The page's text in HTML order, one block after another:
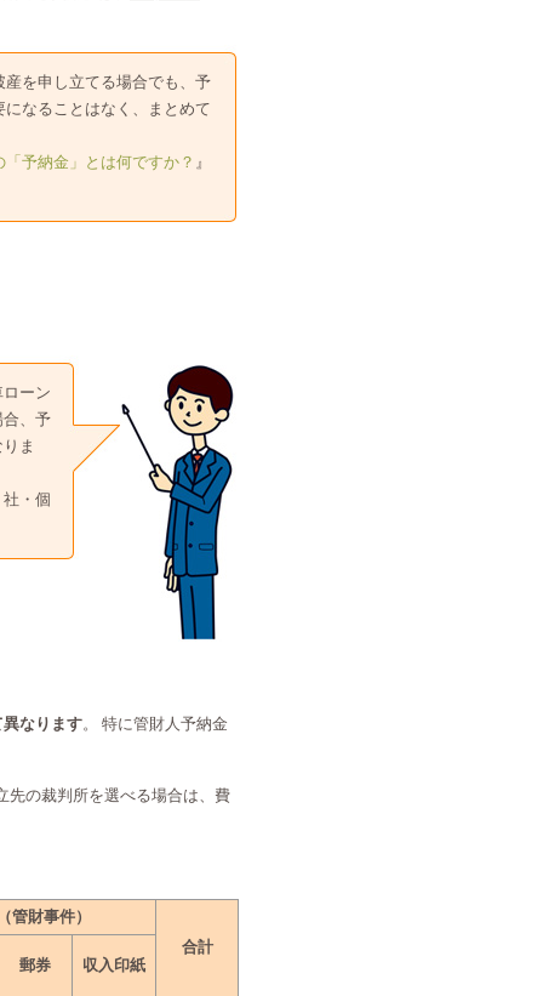
を申し立てる場合でも、予
なることはなく、まとめて
「予納金」とは何ですか？ 』
ーン
合、予
ま
・個
なります。 特に管財人予納金
先の裁判所を選べる場合は、費
管財事件）
合計
郵券
収入印紙